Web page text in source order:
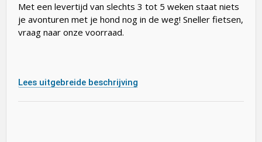
Met een levertijd van slechts 3 tot 5 weken staat niets
je avonturen met je hond nog in de weg! Sneller fietsen,
vraag naar onze voorraad.
Lees uitgebreide beschrijving